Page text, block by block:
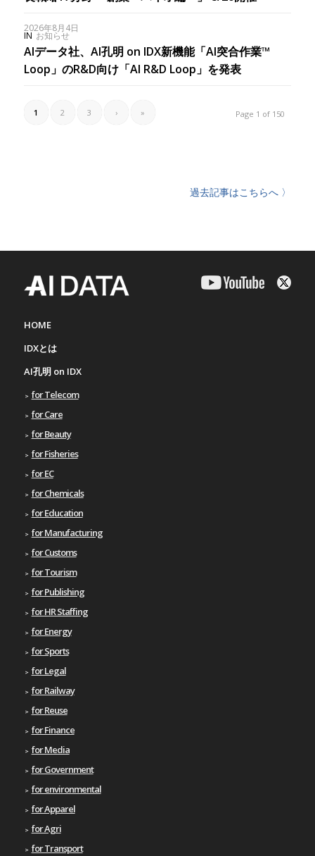
2026年8月4日
IN お知らせ
AIデータ社、AI孔明 on IDX新機能「AI突合作業™︎
Loop」のR&D向け「AI R&D Loop」を発表
Page 1 of 150
1 2 3 › »
過去記事はこちらへ 〉
HOME
IDXとは
AI孔明 on IDX
for Telecom
for Care
for Beauty
for Fisheries
for EC
for Chemicals
for Education
for Manufacturing
for Customs
for Tourism
for Publishing
for HR Staffing
for Energy
for Sports
for Legal
for Railway
for Reuse
for Finance
for Media
for Government
for environmental
for Apparel
for Agri
for Transport